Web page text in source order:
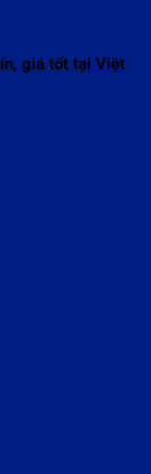
giá tốt tại Việt